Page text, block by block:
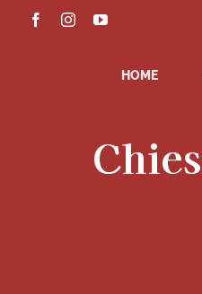
FacebookInstagramYouTube
HOME